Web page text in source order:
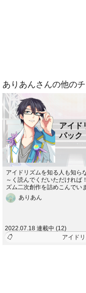
ありあんさんの他の
アイド
パック
アイドリズムを知る人も知ら
～く読んでくだいただけれ
ズム二次創作を詰めこんでい
ありあん
2022.07.18 連載中 (12)
アイド